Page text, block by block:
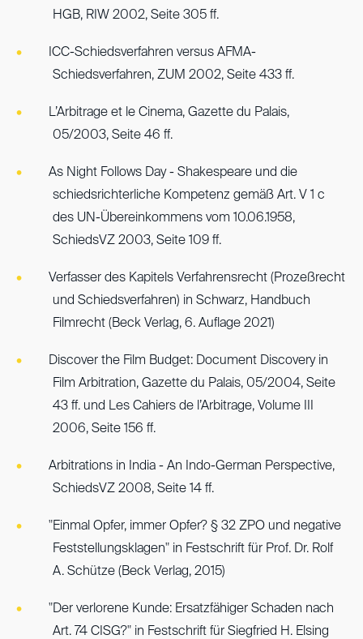
HGB, RIW 2002, Seite 305 ff.
ICC-Schiedsverfahren versus AFMA-
Schiedsverfahren, ZUM 2002, Seite 433 ff.
L’Arbitrage et le Cinema, Gazette du Palais,
05/2003, Seite 46 ff.
As Night Follows Day - Shakespeare und die
schiedsrichterliche Kompetenz gemäß Art. V 1 c
des UN-Übereinkommens vom 10.06.1958,
SchiedsVZ 2003, Seite 109 ff.
Verfasser des Kapitels Verfahrensrecht (Prozeßrecht
und Schiedsverfahren) in Schwarz, Handbuch
Filmrecht (Beck Verlag, 6. Auflage 2021)
Discover the Film Budget: Document Discovery in
Film Arbitration, Gazette du Palais, 05/2004, Seite
43 ff. und Les Cahiers de l’Arbitrage, Volume III
2006, Seite 156 ff.
Arbitrations in India - An Indo-German Perspective,
SchiedsVZ 2008, Seite 14 ff.
"Einmal Opfer, immer Opfer? § 32 ZPO und negative
Feststellungsklagen" in Festschrift für Prof. Dr. Rolf
A. Schütze (Beck Verlag, 2015)
"Der verlorene Kunde: Ersatzfähiger Schaden nach
Art. 74 CISG?" in Festschrift für Siegfried H. Elsing